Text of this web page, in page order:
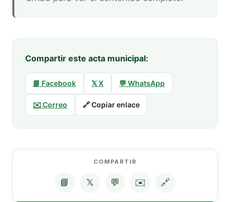
Compartir este acta municipal:
📘 Facebook 𝕏 X 💬 WhatsApp
✉️ Correo 🔗 Copiar enlace
COMPARTIR
📘 𝕏 💬 ✉️ 🔗